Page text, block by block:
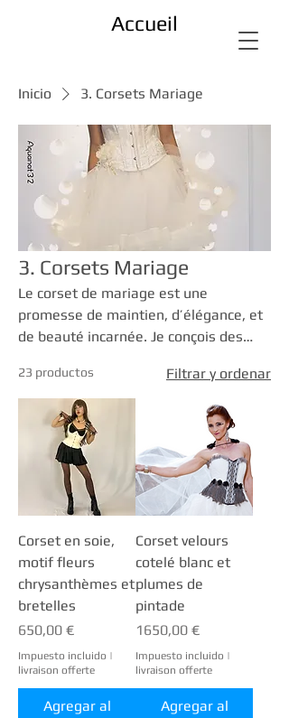
Accueil
Inicio 3. Corsets Mariage
3. Corsets Mariage
Le corset de mariage est une
promesse de maintien, d’élégance, et
de beauté incarnée. Je conçois des
singulier : bustiers sur-mesure,
corsets structurants ou décoratifs,
robes corsetées. Que vous rêviez de
romantisme bohème, de blancheur
précieuse ou d’un twist victorien, nous
le créerons ensemble.
23 productos Filtrar y ordenar
Corset en soie,
motif fleurs
chrysanthèmes et
bretelles
Precio
650,00 €
Impuesto incluido |
livraison offerte
Agregar al
Corset velours
cotelé blanc et
plumes de
pintade
Precio
1650,00 €
Impuesto incluido |
livraison offerte
Agregar al